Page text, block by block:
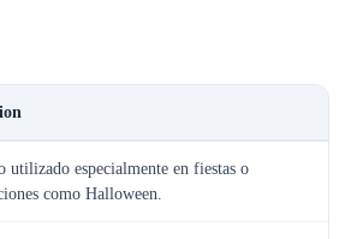
utilizado especialmente en fiestas o
como Halloween.